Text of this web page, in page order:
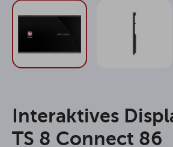
Interaktives
TS 8 Connect 86